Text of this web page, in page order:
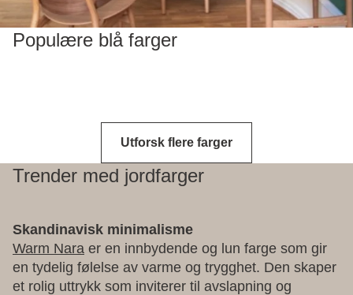
Populære blå farger
Utforsk flere farger
Trender med jordfarger
Skandinavisk minimalisme
Warm Nara er en innbydende og lun farge som gir
en tydelig følelse av varme og trygghet. Den skaper
et rolig uttrykk som inviterer til avslapning og